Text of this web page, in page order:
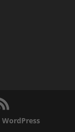
WordPress